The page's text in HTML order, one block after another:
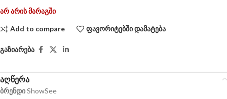
არ არის მარაგში
Add to compare ფავორიტებში დამატება
გაზიარება
აღწერა
ბრენდიShowSee